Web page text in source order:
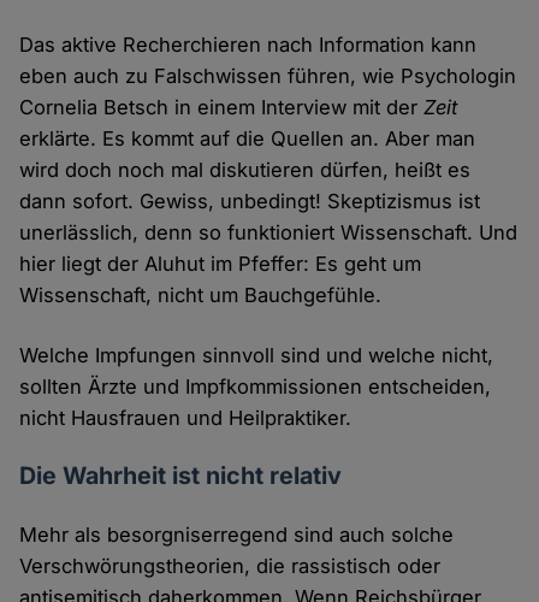
Das aktive Recherchieren nach Information kann
eben auch zu Falschwissen führen, wie Psychologin
Cornelia Betsch in einem Interview mit derZeit
erklärte. Es kommt auf die Quellen an. Aber man
wird doch noch mal diskutieren dürfen, heißt es
dann sofort. Gewiss, unbedingt! Skeptizismus ist
unerlässlich, denn so funktioniert Wissenschaft. Und
hier liegt der Aluhut im Pfeffer: Es geht um
Wissenschaft, nicht um Bauchgefühle.
Welche Impfungen sinnvoll sind und welche nicht,
sollten Ärzte und Impfkommissionen entscheiden,
nicht Hausfrauen und Heilpraktiker.
Die Wahrheit ist nicht relativ
Mehr als besorgniserregend sind auch solche
Verschwörungstheorien, die rassistisch oder